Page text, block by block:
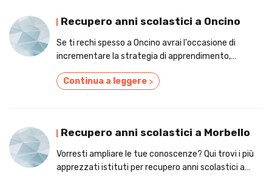
Recupero anni scolastici a Oncino
Se ti rechi spesso a Oncino avrai l'occasione di
incrementare la strategia di apprendimento,
scolastici!
Continua a leggere >
Recupero anni scolastici a Morbello
Vorresti ampliare le tue conoscenze? Qui trovi i più
apprezzati istituti per recupero anni scolastici a